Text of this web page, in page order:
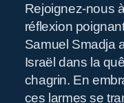
Rejoignez-nous
réflexion
Samuel Smadja
Israël dans la
chagrin. En
ces larmes se